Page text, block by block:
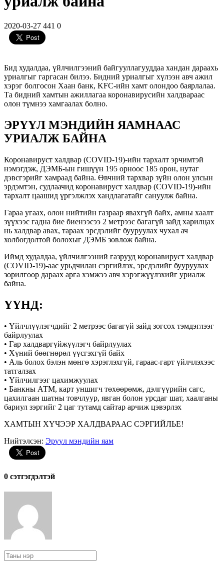
2020-03-27 441 0
Бид худалдаа, үйлчилгээний байгууллагууддаа хандан дараахь
уриалгыг гаргасан билээ. Бидний уриалгыг хүлээн авч ажил
хэрэг болгосон Хаан банк, KFC-ийн хамт олондоо баярлалаа.
Та бидний хамтын ажиллагаа коронавирусийн халдвараас
олон түмнээ хамгаалах болно.
ЭРҮҮЛ МЭНДИЙН ЯАМНААС
УРИАЛЖ БАЙНА
Коронавируст халдвар (COVID-19)-ийн тархалт эрчимтэй
нэмэгдэж, ДЭМБ-ын гишүүн 195 орноос 185 орон, нутаг
дэвсгэрийг хамраад байна. Өвчний тархвар зүйн олон улсын
эрдэмтэн, судлаачид коронавируст халдвар (COVID-19)-ийн
тархалт цаашид үргэлжлэх хандлагатайг сануулж байна.
Гараа угаах, олон нийтийн газраар явахгүй байх, амны хаалт
зүүхээс гадна бие биенээсээ 2 метрээс багагүй зайд харилцах
нь халдвар авах, тараах эрсдэлийг бууруулах чухал ач
холбогдолтой болохыг ДЭМБ зөвлөж байна.
Иймд худалдаа, үйлчилгээний газрууд коронавируст халдвар
(COVID-19)-аас урьдчилан сэргийлэх, эрсдэлийг бууруулах
зорилгоор дараах арга хэмжээ авч хэрэгжүүлэхийг уриалж
байна.
ҮҮНД:
• Үйлчлүүлэгчдийг 2 метрээс багагүй зайд зогсох тэмдэглээг
байрлуулах
• Гар халдваргүйжүүлэгч байрлуулах
• Хүний бөөгнөрөл үүсгэхгүй байх
• Аль болох бэлэн мөнгө хэрэглэхгүй, гараас-гарт үйлчлэхээс
татгалзах
• Үйлчилгээг цахимжуулах
• Банкны АТМ, карт уншигч төхөөрөмж, дэлгүүрийн сагс,
цахилгаан шатны товчлуур, явган болон урсдаг шат, хаалганы
бариул зэргийг 2 цаг тутамд сайтар арчиж цэвэрлэх
ХАМТЫН ХҮЧЭЭР ХАЛДВАРААС СЭРГИЙЛЬЕ!
Нийтэлсэн: Эрүүл мэндийн яам
0 cэтгэгдэлтэй